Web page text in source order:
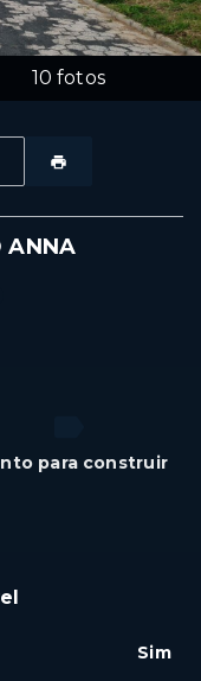
10 fotos
ANNA
para construir
Sim